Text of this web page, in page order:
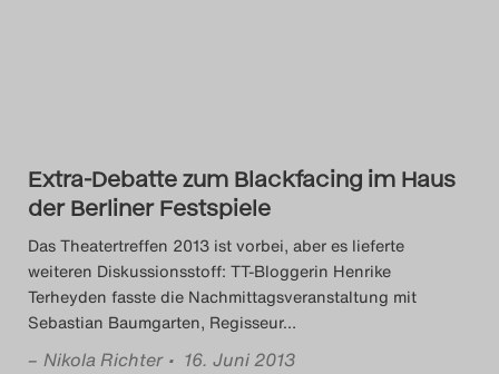
2015
Das Theatertreffen-Blog
2016
Das Theatertreffen-Blog
Extra-Debatte zum Blackfacing im Haus
der Berliner Festspiele
Das Theatertreffen 2013 ist vorbei, aber es lieferte
weiteren Diskussionsstoff: TT-Bloggerin Henrike
Terheyden fasste die Nachmittagsveranstaltung mit
Sebastian Baumgarten, Regisseur…
– Nikola Richter • 16. Juni 2013